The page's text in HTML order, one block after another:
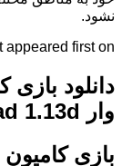
نشود.
first on .
دانلود بازی
وار Truck Driver crazy road 1.13d
بازی کامیون